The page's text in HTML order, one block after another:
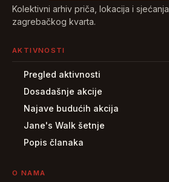
Kolektivni arhiv priča, lokacija i sjećanja
zagrebačkog kvarta.
AKTIVNOSTI
Pregled aktivnosti
Dosadašnje akcije
Najave budućih akcija
Jane's Walk šetnje
Popis članaka
O NAMA